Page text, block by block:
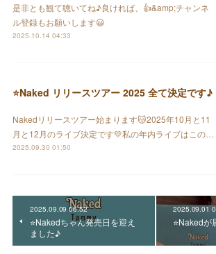
是非とも観て聴いてね♪良ければ、👍&amp;チャンネ
ル登録もお願いします😃
2025.10.14 04:33
⭐️Naked リリースツアー 2025 全て決定です♪
Nakedリリースツアー始まります😽2025年10月と11
月と12月のライブ決定です💛私の年内ライブはこの…
2025.09.30 01:50
2025.09.09 06:52
⭐️Nakedちゃん発売日を迎え
ました♪
2025.09.01
⭐️Nakedが